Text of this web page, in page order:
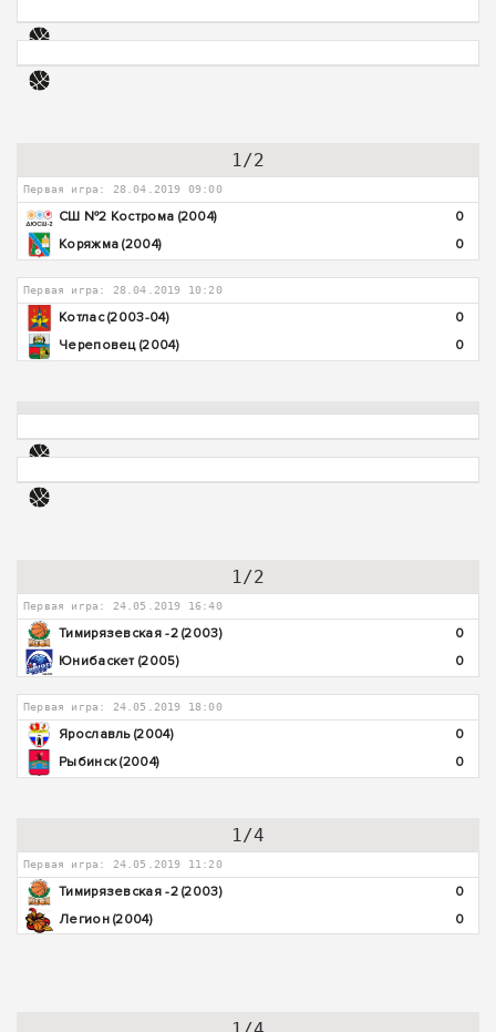
1/2
Первая игра: 28.04.2019 09:00
СШ №2 Кострома (2004)
0
Коряжма (2004)
0
Первая игра: 28.04.2019 10:20
Котлас (2003-04)
0
Череповец (2004)
0
1/2
Первая игра: 24.05.2019 16:40
Тимирязевская -2 (2003)
0
Юнибаскет (2005)
0
Первая игра: 24.05.2019 18:00
Ярославль (2004)
0
Рыбинск (2004)
0
1/4
Первая игра: 24.05.2019 11:20
Тимирязевская -2 (2003)
0
Легион (2004)
0